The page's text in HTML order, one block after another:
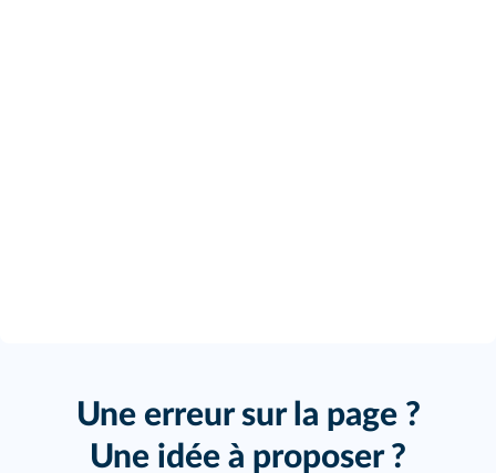
Une erreur sur la page ?
Une idée à proposer ?